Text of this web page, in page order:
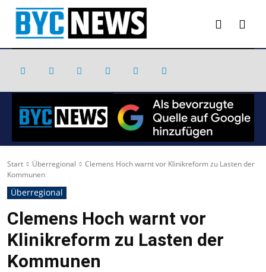
Start Überregional
Clemens Hoch warnt vor Klinikreform zu Lasten der
Kommunen
Überregional
Clemens Hoch warnt vor
Klinikreform zu Lasten der
Kommunen